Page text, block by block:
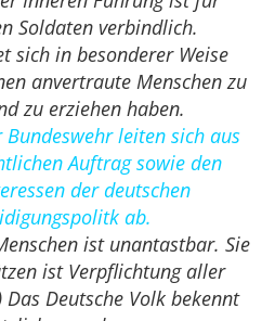
Soldaten verbindlich.
sich in besonderer Weise
anvertraute Menschen zu
zu erziehen haben.
Bundeswehr leiten sich aus
Auftrag sowie den
der deutschen
ab.
ist unantastbar. Sie
ist Verpflichtung aller
Deutsche Volk bekennt